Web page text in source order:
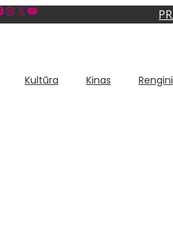
InstagramX YouTube
Kultūra Kinas